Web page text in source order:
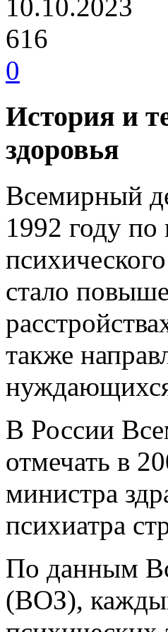
10.10.2023
616
0
История и
здоровья
Всемирный
1992 году
стало
также
В России
отмечать в
министра
психиатра
По данным
(ВОЗ),